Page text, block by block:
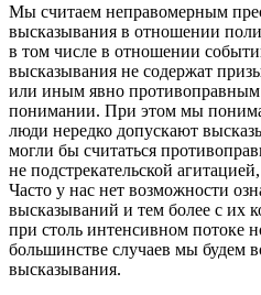
Мы считаем неправомерным
высказывания в отношении
в том числе в отношении
высказывания не содержат
или иным явно
понимании. При этом мы
люди нередко допускают
могли бы считаться
не подстрекательской
Часто у нас нет возможности
высказываний и тем более с их
при столь интенсивном потоке
большинстве случаев мы будем
высказывания.